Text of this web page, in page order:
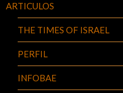
ARTICULOS
THE TIMES OF ISRAEL
PERFIL
INFOBAE